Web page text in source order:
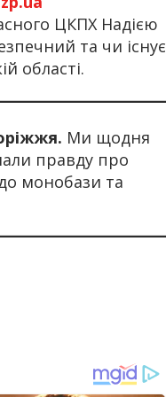
ЦКПХ Надією
та чи існує
області.
Ми щодня
правду про
монобази та